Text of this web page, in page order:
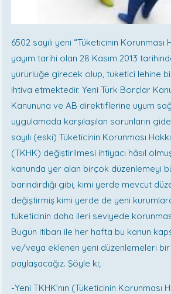
6502 sayılı yeni “Tüketicinin Korunması
yayım tarihi olan 28 Kasım 2013
yürürlüğe girecek olup, tüketici lehine
ihtiva etmektedir. Yeni Türk Borçlar
Kanununa ve AB direktiflerine uyum
uygulamada karşılaşılan sorunların
sayılı (eski) Tüketicinin Korunması
(TKHK) değiştirilmesi ihtiyacı hâsıl
kanunda yer alan birçok düzenlemeyi
barındırdığı gibi, kimi yerde mevcut
değiştirmiş kimi yerde de yeni
tüketicinin daha ileri seviyede
Bugün itibarı ile her hafta bu kanun
ve/veya eklenen yeni düzenlemeleri
paylaşacağız. Şöyle ki;
-Yeni TKHK’nın (Tüketicinin Korunması